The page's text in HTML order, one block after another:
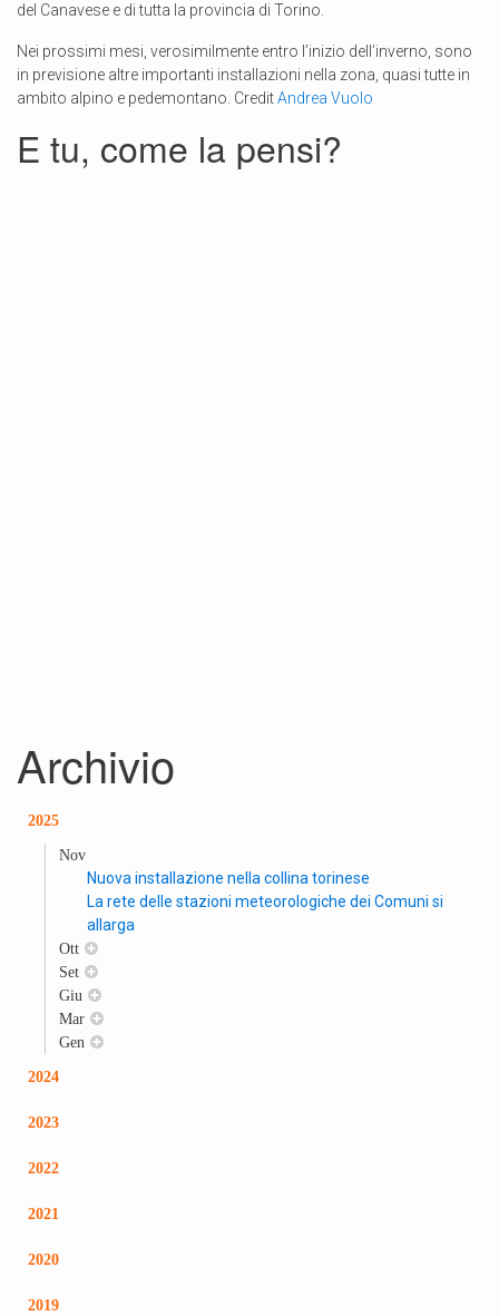
del Canavese e di tutta la provincia di Torino.
Nei prossimi mesi, verosimilmente entro l’inizio dell’inverno, sono
in previsione altre importanti installazioni nella zona, quasi tutte in
ambito alpino e pedemontano. CreditAndrea Vuolo
E tu, come la pensi?
Archivio
2025
Nov
Nuova installazione nella collina torinese
La rete delle stazioni meteorologiche dei Comuni si
allarga
Ott
Set
Giu
Mar
Gen
2024
2023
2022
2021
2020
2019